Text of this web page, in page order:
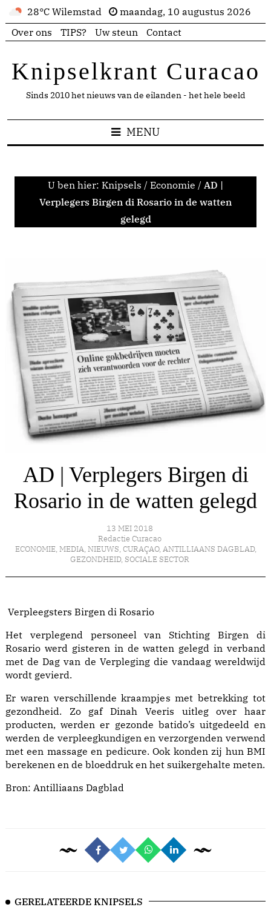
28°C Wilemstad
maandag, 10 augustus 2026
Over ons
TIPS? Uw steun Contact
Knipselkrant Curacao
Sinds 2010 het nieuws van de eilanden - het hele beeld
MENU
U ben hier: Knipsels / Economie / AD |
Verplegers Birgen di Rosario in de watten
gelegd
AD | Verplegers Birgen di
Rosario in de watten gelegd
13 MEI 2018
Redactie Curacao
ECONOMIE, MEDIA, NIEUWS, CURAÇAO, ANTILLIAANS DAGBLAD,
GEZONDHEID, SOCIALE SECTOR
Verpleegsters Birgen di Rosario
Het verplegend personeel van Stichting Birgen di
Rosario werd gisteren in de watten gelegd in verband
met de Dag van de Verpleging die vandaag wereldwijd
wordt gevierd.
Er waren verschillende kraampjes met betrekking tot
gezondheid. Zo gaf Dinah Veeris uitleg over haar
producten, werden er gezonde batido’s uitgedeeld en
werden de verpleegkundigen en verzorgenden verwend
met een massage en pedicure. Ook konden zij hun BMI
berekenen en de bloeddruk en het suikergehalte meten.
Bron: Antilliaans Dagblad
GERELATEERDE KNIPSELS